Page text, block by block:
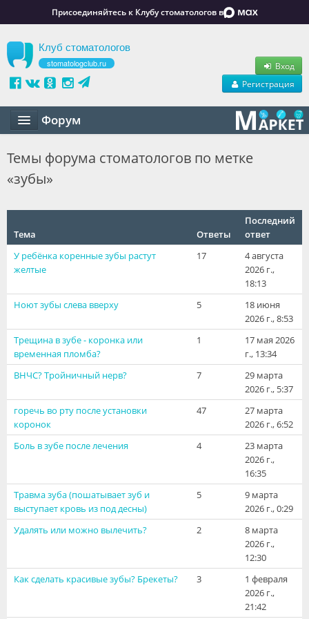
Присоединяйтесь к Клубу стоматологов в
Клуб стоматологов
stomatologclub.ru
Вход
Регистрация
Форум
Маркет
Вакансии
Резюме
Объявления
Форум
Клиники
Специалисты
Галерея
Лаборатории
Темы форума стоматологов по метке
«зубы»
Тема Ответы
Последний
ответ
У ребёнка коренные зубы растут
желтые
17
4 августа
2026 г.,
18:13
Ноют зубы слева вверху
5
18 июня
2026 г., 8:53
Трещина в зубе - коронка или
временная пломба?
1
17 мая 2026
г., 13:34
ВНЧС? Тройничный нерв?
7
29 марта
2026 г., 5:37
горечь во рту после установки
коронок
47
27 марта
2026 г., 6:52
Боль в зубе после лечения
4
23 марта
2026 г.,
16:35
Травма зуба (пошатывает зуб и
выступает кровь из под десны)
5
9 марта
2026 г., 0:29
Удалять или можно вылечить?
2
8 марта
2026 г.,
12:30
Как сделать красивые зубы? Брекеты?
3
1 февраля
2026 г.,
21:42